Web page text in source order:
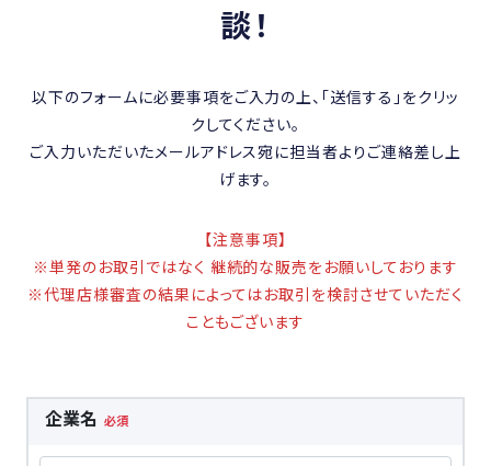
談！
以下のフォームに必要事項をご入力の上、「送信する」をクリッ
クしてください。
ご入力いただいたメールアドレス宛に担当者よりご連絡差し上
げます。
【注意事項】
※単発のお取引ではなく 継続的な販売をお願いしております
※代理店様審査の結果によってはお取引を検討させていただく
こともございます